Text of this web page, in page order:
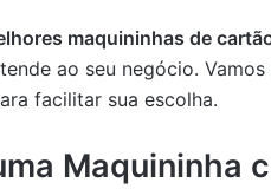
maquininhas de
ao seu negócio.
facilitar sua escolha.
Maquininha